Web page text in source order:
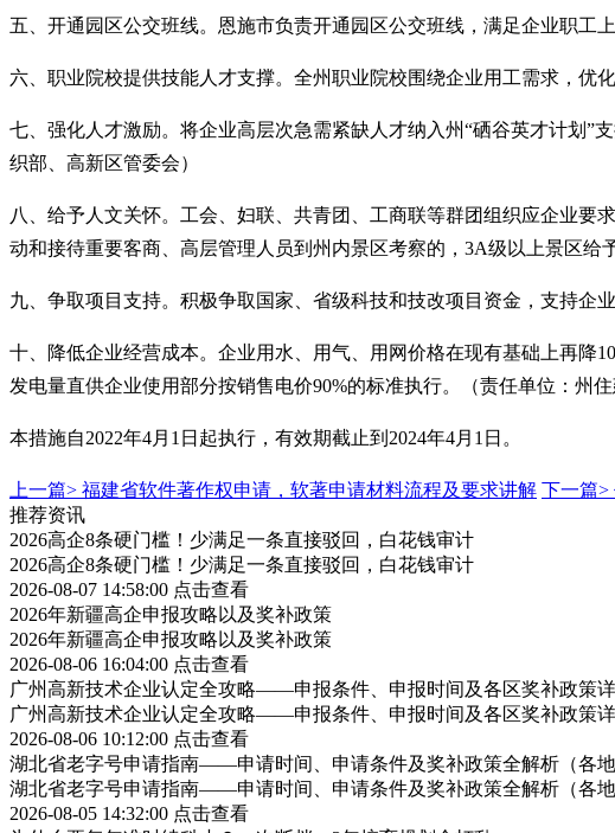
五、开通园区公交班线。恩施市负责开通园区公交班线，满足企业职工
六、职业院校提供技能人才支撑。全州职业院校围绕企业用工需求，优
七、强化人才激励。将企业高层次急需紧缺人才纳入州“硒谷英才计划”
织部、高新区管委会）
八、给予人文关怀。工会、妇联、共青团、工商联等群团组织应企业
动和接待重要客商、高层管理人员到州内景区考察的， 3A级以上景区给
九、争取项目支持。积极争取国家、省级科技和技改项目资金，支持企
十、降低企业经营成本。企业用水、用气、用网价格在现有基础上再降
发电量直供企业使用部分按销售电价90%的标准执行。（责任单位：州
本措施自2022年4月1日起执行，有效期截止到2024年4月1日。
上一篇> 福建省软件著作权申请，软著申请材料流程及要求讲解 下一篇>
推荐资讯
2026高企8条硬门槛！少满足一条直接驳回，白花钱审计
2026高企8条硬门槛！少满足一条直接驳回，白花钱审计
2026-08-07 14:58:00 点击查看
2026年新疆高企申报攻略以及奖补政策
2026年新疆高企申报攻略以及奖补政策
2026-08-06 16:04:00 点击查看
广州高新技术企业认定全攻略——申报条件、申报时间及各区奖补政策
广州高新技术企业认定全攻略——申报条件、申报时间及各区奖补政策
2026-08-06 10:12:00 点击查看
湖北省老字号申请指南——申请时间、申请条件及奖补政策全解析（各地
湖北省老字号申请指南——申请时间、申请条件及奖补政策全解析（各地
2026-08-05 14:32:00 点击查看